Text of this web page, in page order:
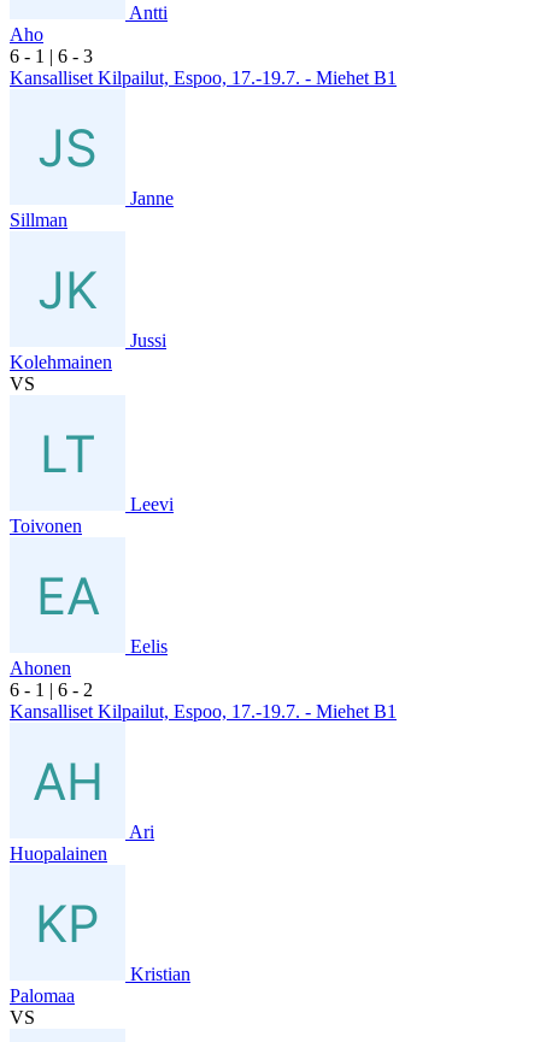
Antti
Aho
6 - 1 | 6 - 3
Kansalliset Kilpailut, Espoo, 17.-19.7. - Miehet B1
Janne
Sillman
Jussi
Kolehmainen
VS
Leevi
Toivonen
Eelis
Ahonen
6 - 1 | 6 - 2
Kansalliset Kilpailut, Espoo, 17.-19.7. - Miehet B1
Ari
Huopalainen
Kristian
Palomaa
VS